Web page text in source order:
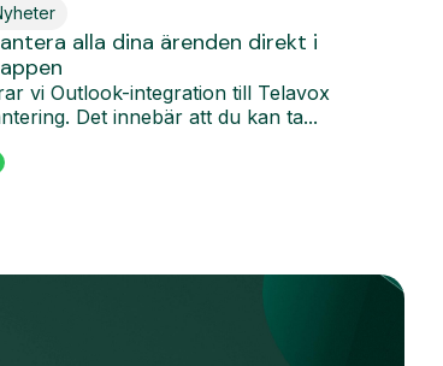
alla dina ärenden direkt i
vi Outlook-integration till Telavox
Det innebär att du kan ta...